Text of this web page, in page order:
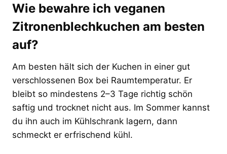
Wie bewahre ich veganen
Zitronenblechkuchen am besten
auf?
Am besten hält sich der Kuchen in einer gut
verschlossenen Box bei Raumtemperatur. Er
bleibt so mindestens 2–3 Tage richtig schön
saftig und trocknet nicht aus. Im Sommer kannst
du ihn auch im Kühlschrank lagern, dann
schmeckt er erfrischend kühl.